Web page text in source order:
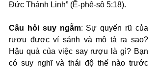
Đức Thánh Linh” (Ê-phê-sô 5:18).
Câu hỏi suy ngẫm: Sự quyến rũ của
rượu được ví sánh và mô tả ra sao?
Hậu quả của việc say rượu là gì? Bạn
có suy nghĩ và thái độ thế nào trước